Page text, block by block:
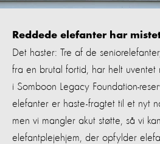
Reddede elefanter har
Det haster: Tre af de
fra en brutal fortid, har helt uventet
i Somboon Legacy Foundation-
elefanter er haste-fragtet til et nyt
men vi mangler akut støtte, så vi
elefantplejehjem, der opfylder